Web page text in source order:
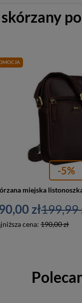
-5%
zł
cena: 190,00 zł
199,99